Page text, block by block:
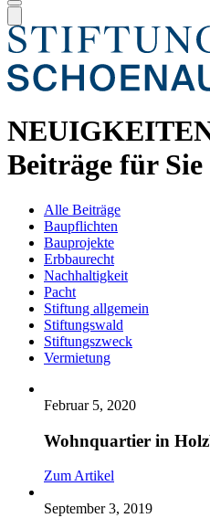
Beiträge für Sie
Alle Beiträge
Baupflichten
Bauprojekte
Erbbaurecht
Nachhaltigkeit
Pacht
Stiftung allgemein
Stiftungswald
Stiftungszweck
Vermietung
Februar 5, 2020
Wohnquartier in
Zum Artikel
September 3, 2019